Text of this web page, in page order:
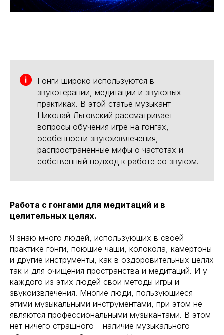
Гонги широко используются в
звукотерапии, медитации и звуковых
практиках. В этой статье музыкант
Николай Льговский рассматривает
вопросы обучения игре на гонгах,
особенности звукоизвлечения,
распространённые мифы о частотах и
собственный подход к работе со звуком.
Работа с гонгами для медитаций и в
целительных целях.
Я знаю много людей, использующих в своей
практике гонги, поющие чаши, колокола, камертоны
и другие инструменты, как в оздоровительных целях
так и для очищения пространства и медитаций. И у
каждого из этих людей свои методы игры и
звукоизвлечения. Многие люди, пользующиеся
этими музыкальными инструментами, при этом не
являются профессиональными музыкантами. В этом
нет ничего страшного – наличие музыкального